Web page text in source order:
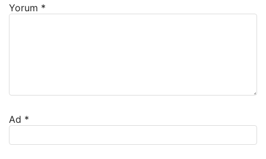
Yorum *
Ad *